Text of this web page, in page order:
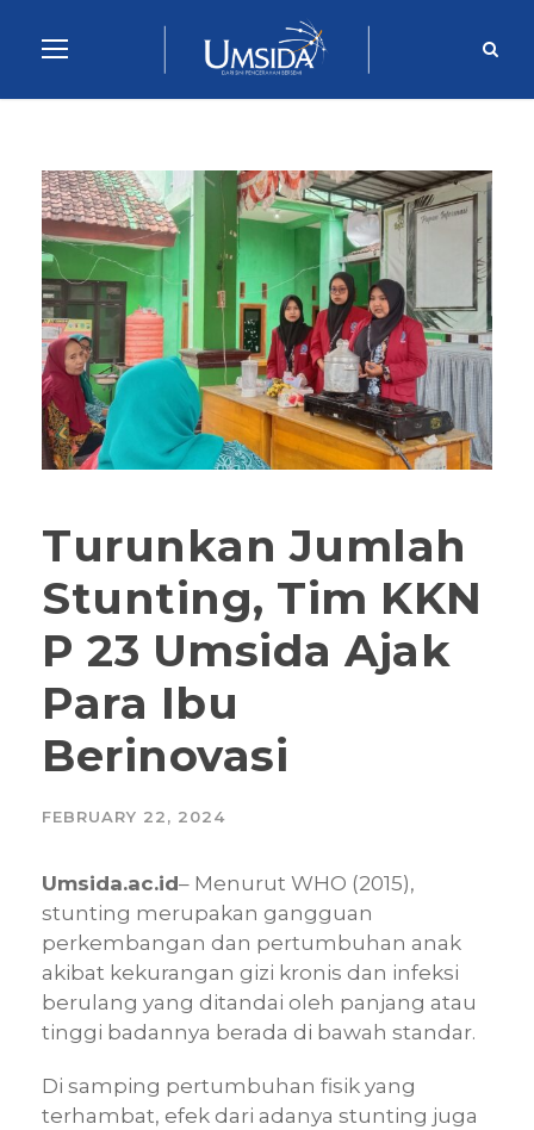
Turunkan Jumlah
Stunting, Tim KKN
P 23 Umsida Ajak
Para Ibu
Berinovasi
FEBRUARY 22, 2024
Umsida.ac.id– Menurut WHO (2015),
stunting merupakan gangguan
perkembangan dan pertumbuhan anak
akibat kekurangan gizi kronis dan infeksi
berulang yang ditandai oleh panjang atau
tinggi badannya berada di bawah standar.
Di samping pertumbuhan fisik yang
terhambat, efek dari adanya stunting juga